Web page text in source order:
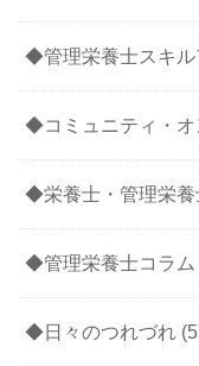
◆管理栄養士スキル
◆コミュニティ・オ
◆栄養士・管理栄
◆管理栄養士コラム
◆日々のつれづれ